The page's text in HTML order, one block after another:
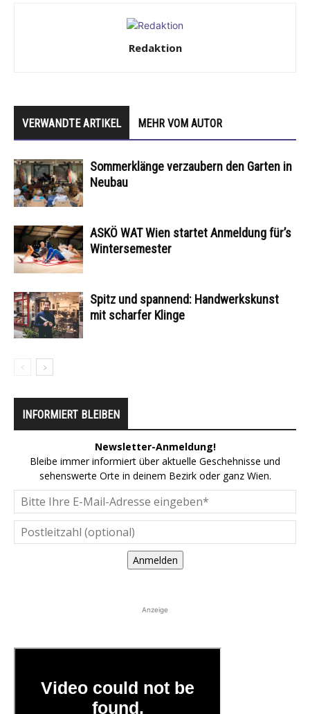
Redaktion
VERWANDTE ARTIKEL MEHR VOM AUTOR
Sommerklänge verzaubern den Garten in
Neubau
ASKÖ WAT Wien startet Anmeldung für’s
Wintersemester
Spitz und spannend: Handwerkskunst
mit scharfer Klinge
INFORMIERT BLEIBEN
Newsletter-Anmeldung!
Bleibe immer informiert über aktuelle Geschehnisse und
sehenswerte Orte in deinem Bezirk oder ganz Wien.
Anmelden
Anzeige